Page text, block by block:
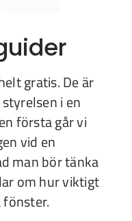
gratis. De är
i en
första går vi
vid en
man bör tänka
om hur viktigt